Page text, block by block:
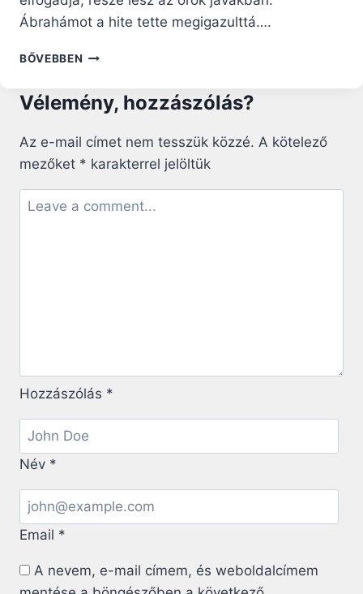
Ábrahámot a hite tette megigazulttá….
BŐVEBBEN MENNYEI
GONDOLATOK
2.
VASÁRNAPJÁRA
Vélemény, hozzászólás?
Az e-mail címet nem tesszük közzé. A kötelező
mezőket * karakterrel jelöltük
Hozzászólás *
Név *
Email *
A nevem, e-mail címem, és weboldalcímem